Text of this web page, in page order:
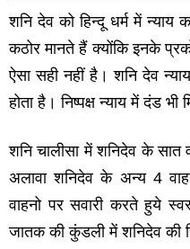
शनि देव को हिन्दू धर्म में न्याय
कठोर मानते हैं क्योंकि इनके
ऐसा सही नहीं है। शनि देव
होता है। निष्पक्ष न्याय में दंड
शनि चालीसा में शनिदेव के सात
अलावा शनिदेव के अन्य 4
वाहनो पर सवारी करते हुये
जातक की कुंडली में शनिदेव की